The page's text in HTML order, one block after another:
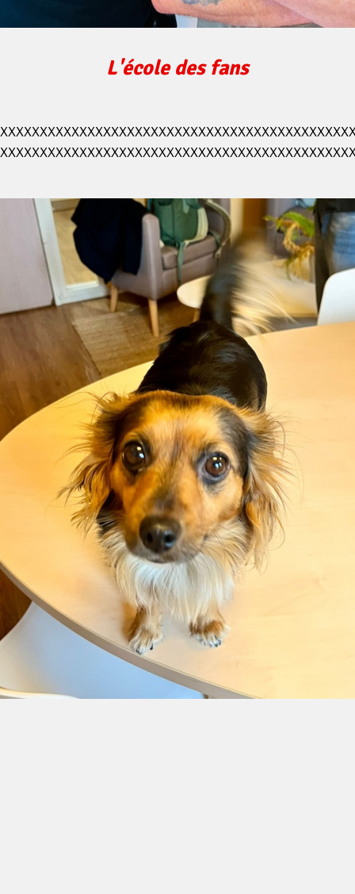
L'école des fans